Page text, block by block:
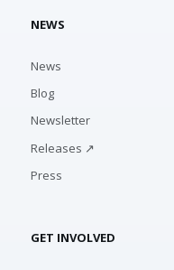
NEWS
News
Blog
Newsletter
Releases ↗
Press
GET INVOLVED